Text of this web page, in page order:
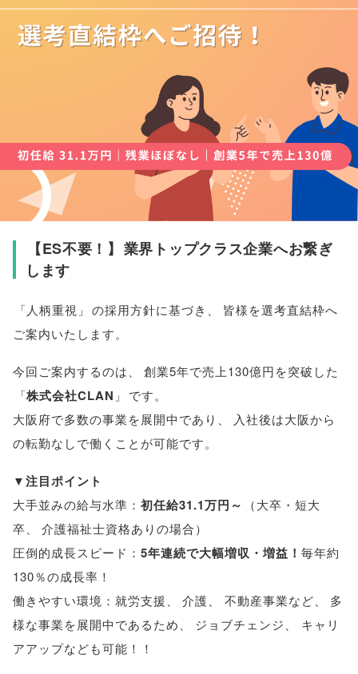
【ES不要！ 】 業界トップクラス企業へお繋ぎ
します
「人柄重視 」 の採用方針に基づき 、 皆様を選考直結枠へ
ご案内いたします。
今回ご案内するのは、
創業5年で売上130億円を突破した
「株式会社CLAN 」 です。
大阪府で多数の事業を展開中であり 、
入社後は大阪から
の転勤なしで働くことが可能です。
▼注目ポイント
大手並みの給与水準： 初任給31.1万円～ （大卒・短大
卒、 介護福祉士資格ありの場合）
圧倒的成長スピード： 5年連続で大幅増収・増益！ 毎年約
130％の成長率！
働きやすい環境：就労支援、 介護、 不動産事業など、
多
様な事業を展開中であるため、 ジョブチェンジ、
キャリ
アアップなども可能！！